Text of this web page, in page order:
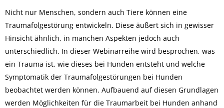
Nicht nur Menschen, sondern auch Tiere können eine
Traumafolgestörung entwickeln. Diese äußert sich in gewisser
Hinsicht ähnlich, in manchen Aspekten jedoch auch
unterschiedlich. In dieser Webinarreihe wird besprochen, was
ein Trauma ist, wie dieses bei Hunden entsteht und welche
Symptomatik der Traumafolgestörungen bei Hunden
beobachtet werden können. Aufbauend auf diesen Grundlagen
werden Möglichkeiten für die Traumarbeit bei Hunden anhand